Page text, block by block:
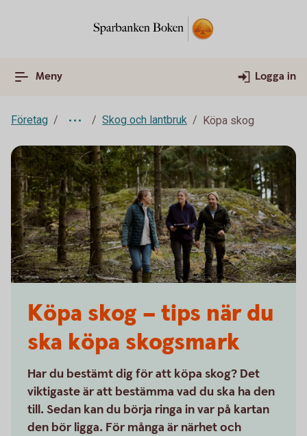
Meny Logga in
Företag Skog och lantbruk Köpa skog
Köpa skog – tips när du
ska köpa skogsmark
Har du bestämt dig för att köpa skog? Det
viktigaste är att bestämma vad du ska ha den
till. Sedan kan du börja ringa in var på kartan
den bör ligga. För många är närhet och